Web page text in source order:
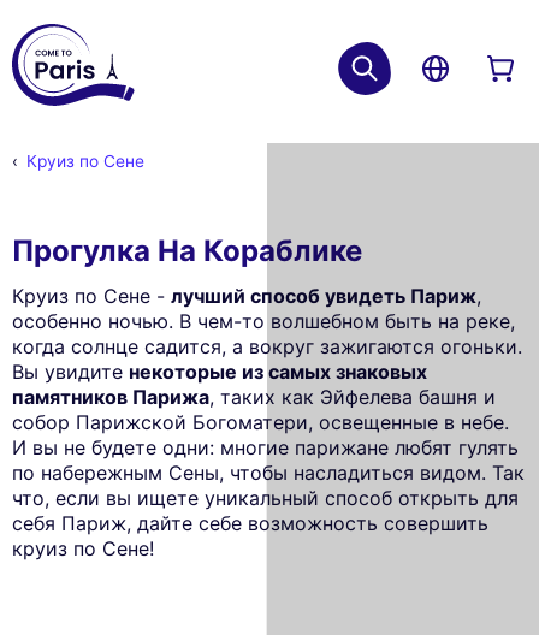
Круиз по Сене
Прогулка На Кораблике
Круиз по Сене - лучший способ увидеть Париж,
особенно ночью. В чем-то волшебном быть на реке,
когда солнце садится, а вокруг зажигаются огоньки.
Вы увидите некоторые из самых знаковых
памятников Парижа, таких как Эйфелева башня и
собор Парижской Богоматери, освещенные в небе.
И вы не будете одни: многие парижане любят гулять
по набережным Сены, чтобы насладиться видом. Так
что, если вы ищете уникальный способ открыть для
себя Париж, дайте себе возможность совершить
круиз по Сене!